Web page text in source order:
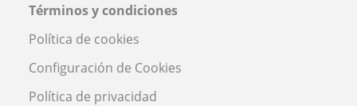
Términos y condiciones
Política de cookies
Configuración de Cookies
Política de privacidad